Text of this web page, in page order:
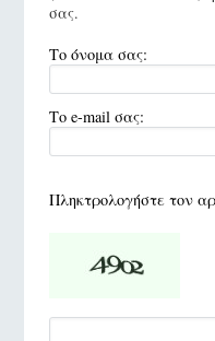
σας.
Το όνομα σας:
Το e-mail σας:
Πληκτρολογήστε τον